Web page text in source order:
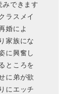
できます
ラスメイ
婚によ
家族にな
に興奮し
ところを
に弟が欲
にエッチ